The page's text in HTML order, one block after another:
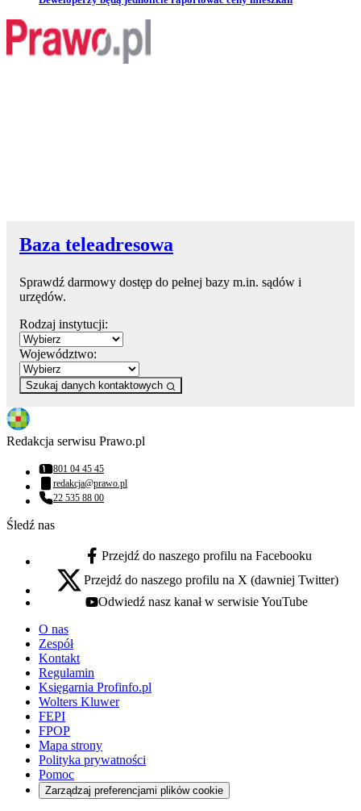
Baza teleadresowa
Sprawdź darmowy dostęp do pełnej bazy m.in. sądów i
urzędów.
Rodzaj instytucji:
Województwo:
Szukaj danych kontaktowych
Redakcja serwisu Prawo.pl
Numer telefonu:
801 04 45 45
Adres email:
redakcja@prawo.pl
Numer telefonu:
22 535 88 00
Śledź nas
facebook - otwiera się w nowej karcie
Przejdź do naszego profilu na Facebooku
x - otwiera się w nowej karcie
Przejdź do naszego profilu na X (dawniej Twitter)
youtube - otwiera się w nowej karcie
Odwiedź nasz kanał w serwisie YouTube
O nas
Zespół
Kontakt
Regulamin
Księgarnia Profinfo.pl
Wolters Kluwer
FEPI
FPOP
Mapa strony
Polityka prywatności
Pomoc
Zarządzaj preferencjami plików cookie